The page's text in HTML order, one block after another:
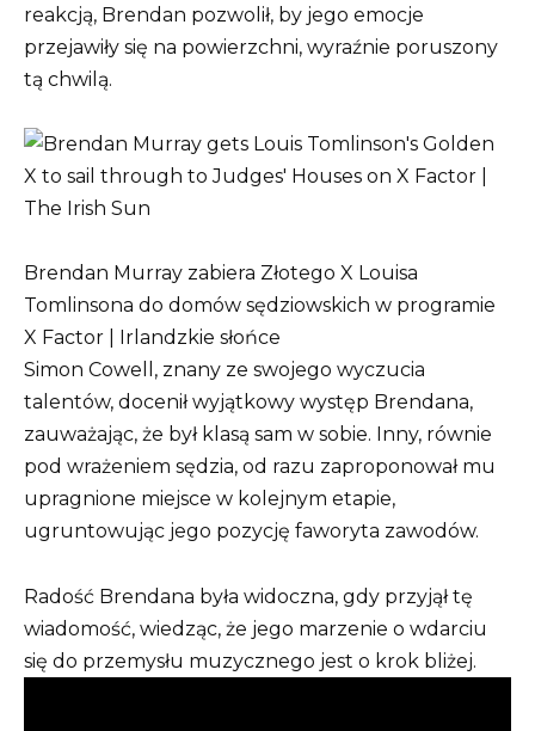
reakcją, Brendan pozwolił, by jego emocje
przejawiły się na powierzchni, wyraźnie poruszony
tą chwilą.
Brendan Murray zabiera Złotego X Louisa
Tomlinsona do domów sędziowskich w programie
X Factor | Irlandzkie słońce
Simon Cowell, znany ze swojego wyczucia
talentów, docenił wyjątkowy występ Brendana,
zauważając, że był klasą sam w sobie. Inny, równie
pod wrażeniem sędzia, od razu zaproponował mu
upragnione miejsce w kolejnym etapie,
ugruntowując jego pozycję faworyta zawodów.
Radość Brendana była widoczna, gdy przyjął tę
wiadomość, wiedząc, że jego marzenie o wdarciu
się do przemysłu muzycznego jest o krok bliżej.